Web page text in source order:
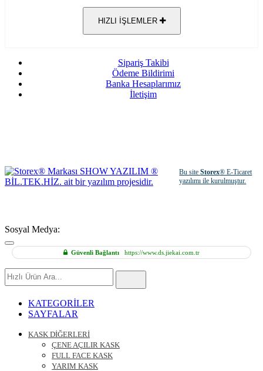
HIZLI İŞLEMLER
Sipariş Takibi
Ödeme Bildirimi
Banka Hesaplarımız
İletişim
Bu siteStorex® E-Ticaret
yazılımı ile kurulmuştur.
Sosyal Medya:
Güvenli Bağlantı https://www.ds.jiekai.com.tr
Hızlı
Ürün
KATEGORİLER
SAYFALAR
KASK DİĞERLERİ
ÇENE AÇILIR KASK
FULL FACE KASK
YARIM KASK